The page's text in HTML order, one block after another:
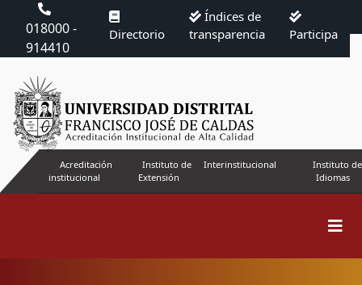
018000 -
914410
Directorio
Índices de
transparencia
Participa
Acreditación
institucional
Instituto de
Extensión
Interinstitucional
Instituto de
Idiomas